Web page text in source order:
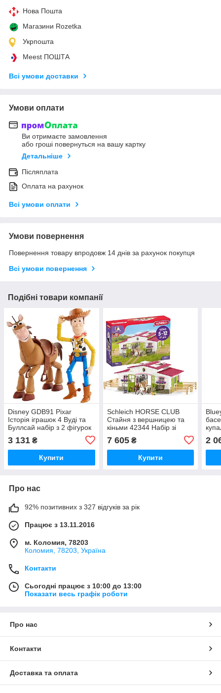
Нова Пошта
Магазини Rozetka
Укрпошта
Meest ПОШТА
Всі умови доставки
Умови оплати
Ви отримаєте замовлення
або гроші повернуться на вашу картку
Детальніше
Післяплата
Оплата на рахунок
Всі умови оплати
Умови повернення
Повернення товару впродовж 14 днів за рахунок покупця
Всі умови повернення
Подібні товари компанії
Disney GDB91 Pixar
Історія іграшок 4 Вуді та
Буллсай набір з 2 фігурок
3 131 ₴
Купити
Schleich HORSE CLUB
Стайня з вершницею та
кіньми 42344 Набір зі
кіньми та аксесуарами
Подарунок для дітей від 5
7 605₴
Купити
для
2
Про нас
92% позитивних з 327 відгуків за рік
Працює з 13.11.2016
м. Коломия, 78203
Коломия, 78203, Україна
Контакти
Сьогодні працює з 10:00 до 13:00
Показати весь графік роботи
Про нас
Контакти
Доставка та оплата